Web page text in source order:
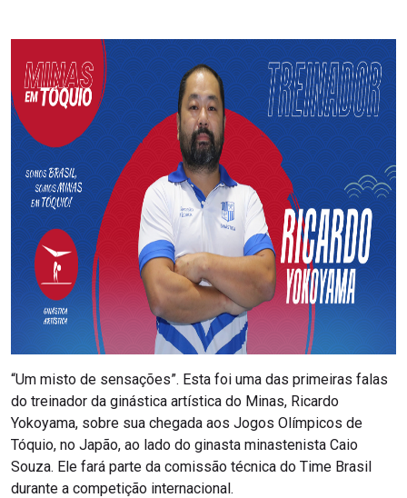
“Um misto de sensações”. Esta foi uma das primeiras falas
do treinador da ginástica artística do Minas, Ricardo
Yokoyama, sobre sua chegada aos Jogos Olímpicos de
Tóquio, no Japão, ao lado do ginasta minastenista Caio
Souza. Ele fará parte da comissão técnica do Time Brasil
durante a competição internacional.